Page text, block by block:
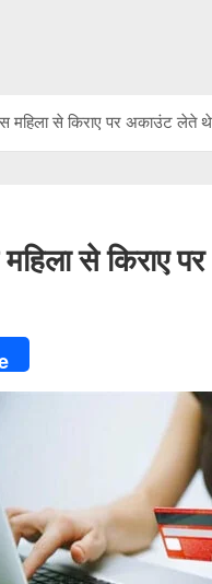
महिला से किराए पर अकाउंट लेते
से किराए